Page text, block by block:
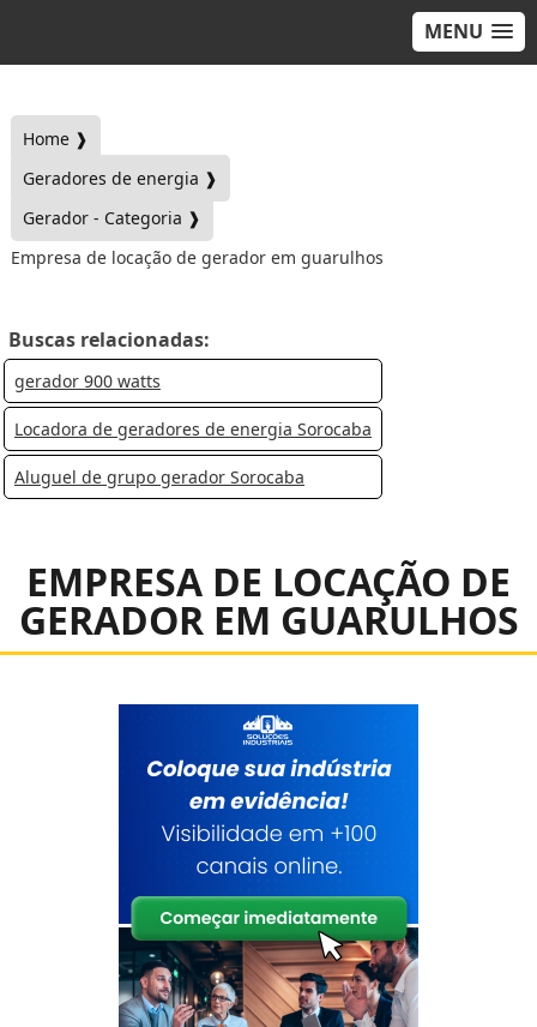
MENU
Home ❱
Geradores de energia ❱
Gerador - Categoria ❱
Empresa de locação de gerador em guarulhos
Buscas relacionadas:
gerador 900 watts
Locadora de geradores de energia Sorocaba
Aluguel de grupo gerador Sorocaba
EMPRESA DE LOCAÇÃO DE
GERADOR EM GUARULHOS